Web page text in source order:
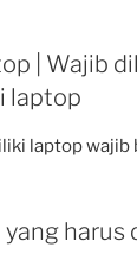
| Wajib
laptop
laptop wajib
harus